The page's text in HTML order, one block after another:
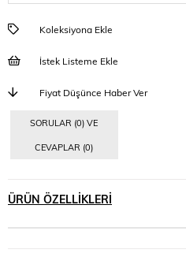
Koleksiyona Ekle
İstek Listeme Ekle
Fiyat Düşünce Haber Ver
SORULAR (0) VE
CEVAPLAR (0)
ÜRÜN ÖZELLIKLERI